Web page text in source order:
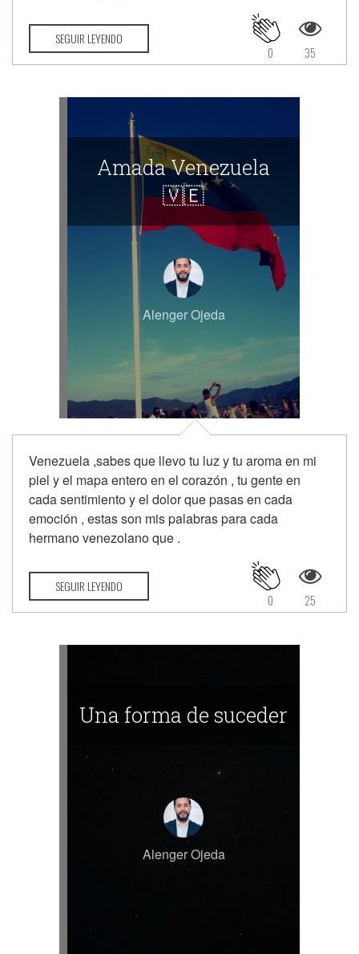
SEGUIR LEYENDO
35
0
Amada Venezuela
🇻🇪
Alenger Ojeda
Venezuela ,sabes que llevo tu luz y tu aroma en mi
piel y el mapa entero en el corazón , tu gente en
cada sentimiento y el dolor que pasas en cada
emoción , estas son mis palabras para cada
hermano venezolano que .
SEGUIR LEYENDO
25
0
Una forma de suceder
Alenger Ojeda